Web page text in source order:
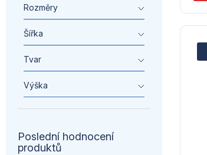
Rozměry
Šířka
Tvar
Výška
Poslední hodnocení
produktů